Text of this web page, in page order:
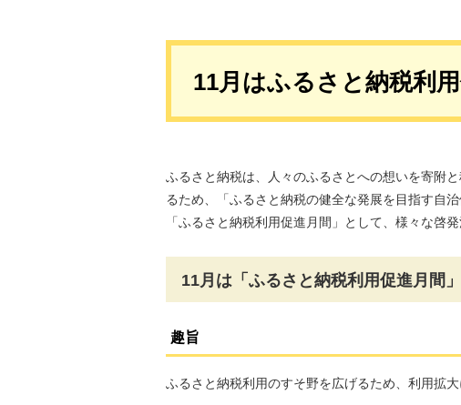
11月はふるさと納税利
ふるさと納税は、人々のふるさとへの想いを寄附
るため、「ふるさと納税の健全な発展を目指す自
「ふるさと納税利用促進月間」として、様々な啓
11月は「ふるさと納税利用促進月間
趣旨
ふるさと納税利用のすそ野を広げるため、利用拡